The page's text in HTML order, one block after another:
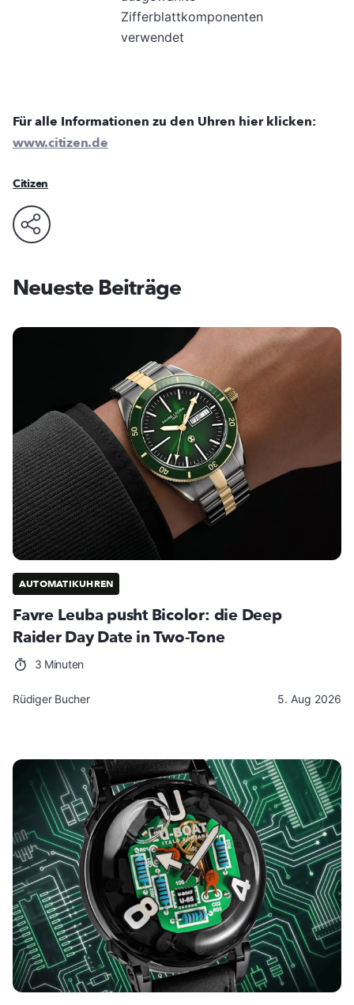
Zifferblattkomponenten
verwendet
Für alle Informationen zu den Uhren hier klicken:
www.citizen.de
Citizen
Neueste Beiträge
AUTOMATIKUHREN
Favre Leuba pusht Bicolor: die Deep
Raider Day Date in Two-Tone
3 Minuten
Rüdiger Bucher 5. Aug 2026